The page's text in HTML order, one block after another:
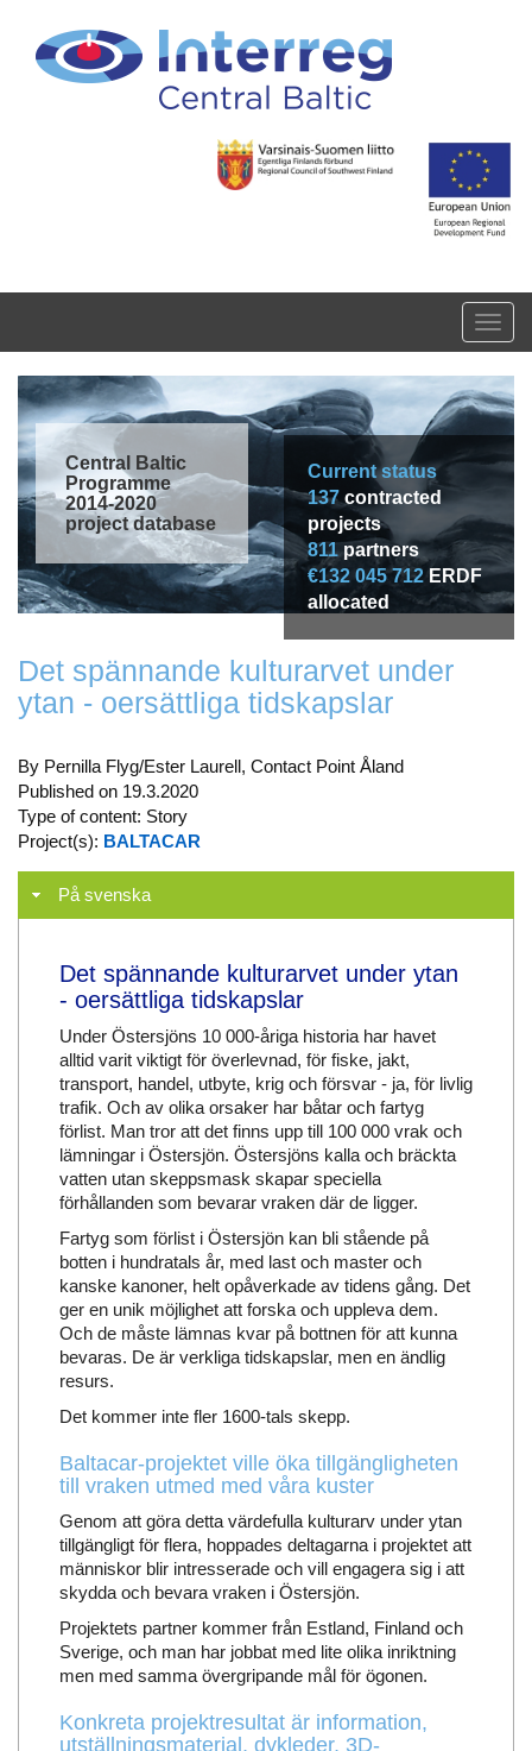
Central Baltic
Programme
2014-2020
project database
Current status
137contracted
projects
811partners
€132 045 712 ERDF
allocated
Det spännande kulturarvet under
ytan - oersättliga tidskapslar
By Pernilla Flyg/Ester Laurell, Contact Point Åland
Published on 19.3.2020
Type of content: Story
Project(s): BALTACAR
På svenska
Det spännande kulturarvet under ytan
- oersättliga tidskapslar
Under Östersjöns 10 000-åriga historia har havet
alltid varit viktigt för överlevnad, för fiske, jakt,
transport, handel, utbyte, krig och försvar - ja, för livlig
trafik. Och av olika orsaker har båtar och fartyg
förlist. Man tror att det finns upp till 100 000 vrak och
lämningar i Östersjön. Östersjöns kalla och bräckta
vatten utan skeppsmask skapar speciella
förhållanden som bevarar vraken där de ligger.
Fartyg som förlist i Östersjön kan bli stående på
botten i hundratals år, med last och master och
kanske kanoner, helt opåverkade av tidens gång. Det
ger en unik möjlighet att forska och uppleva dem.
Och de måste lämnas kvar på bottnen för att kunna
bevaras. De är verkliga tidskapslar, men en ändlig
resurs.
Det kommer inte fler 1600-tals skepp.
Baltacar-projektet ville öka tillgängligheten
till vraken utmed med våra kuster
Genom att göra detta värdefulla kulturarv under ytan
tillgängligt för flera, hoppades deltagarna i projektet att
människor blir intresserade och vill engagera sig i att
skydda och bevara vraken i Östersjön.
Projektets partner kommer från Estland, Finland och
Sverige, och man har jobbat med lite olika inriktning
men med samma övergripande mål för ögonen.
Konkreta projektresultat är information,
utställningsmaterial, dykleder, 3D-